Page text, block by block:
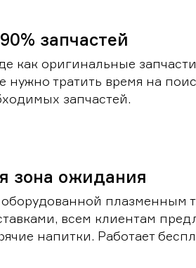
запчастей
как оригинальные
нужно тратить время на
запчастей.
зона ожидания
плазменным
всем клиентам
напитки. Работает